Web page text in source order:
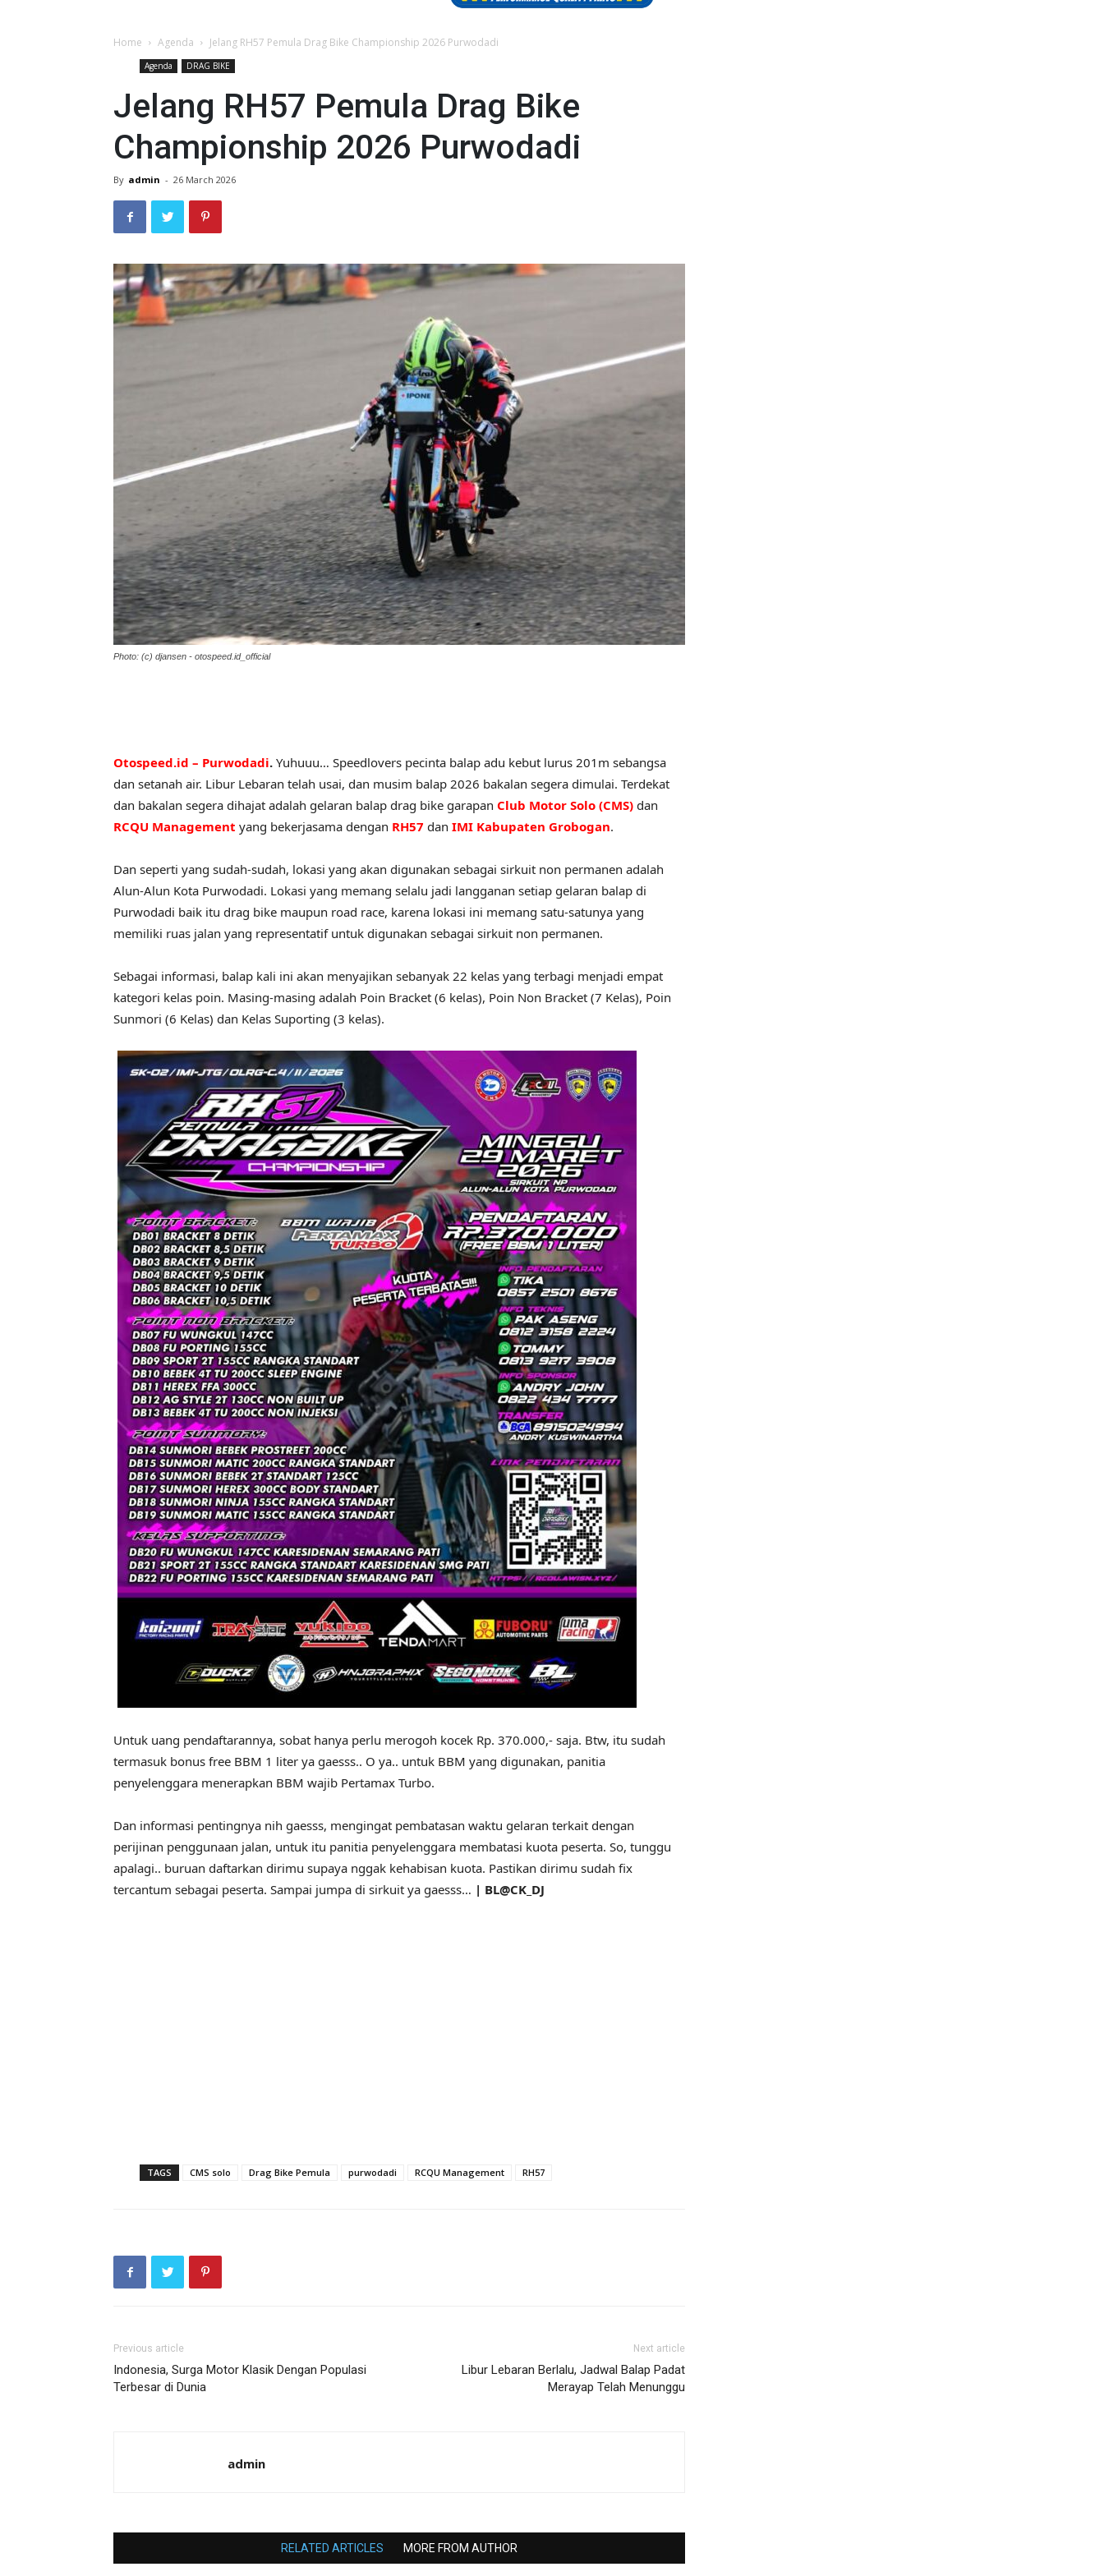
Home Agenda Jelang RH57 Pemula Drag Bike Championship 2026 Purwodadi
Agenda DRAG BIKE
Jelang RH57 Pemula Drag Bike
Championship 2026 Purwodadi
By admin - 26 March 2026
Photo: (c) djansen - otospeed.id_official
Otospeed.id – Purwodadi. Yuhuuu… Speedlovers pecinta balap adu kebut lurus 201m sebangsa
dan setanah air. Libur Lebaran telah usai, dan musim balap 2026 bakalan segera dimulai. Terdekat
dan bakalan segera dihajat adalah gelaran balap drag bike garapan Club Motor Solo (CMS) dan
RCQU Management yang bekerjasama dengan RH57 dan IMI Kabupaten Grobogan.
Dan seperti yang sudah-sudah, lokasi yang akan digunakan sebagai sirkuit non permanen adalah
Alun-Alun Kota Purwodadi. Lokasi yang memang selalu jadi langganan setiap gelaran balap di
Purwodadi baik itu drag bike maupun road race, karena lokasi ini memang satu-satunya yang
memiliki ruas jalan yang representatif untuk digunakan sebagai sirkuit non permanen.
Sebagai informasi, balap kali ini akan menyajikan sebanyak 22 kelas yang terbagi menjadi empat
kategori kelas poin. Masing-masing adalah Poin Bracket (6 kelas), Poin Non Bracket (7 Kelas), Poin
Sunmori (6 Kelas) dan Kelas Suporting (3 kelas).
Untuk uang pendaftarannya, sobat hanya perlu merogoh kocek Rp. 370.000,- saja. Btw, itu sudah
termasuk bonus free BBM 1 liter ya gaesss.. O ya.. untuk BBM yang digunakan, panitia
penyelenggara menerapkan BBM wajib Pertamax Turbo.
Dan informasi pentingnya nih gaesss, mengingat pembatasan waktu gelaran terkait dengan
perijinan penggunaan jalan, untuk itu panitia penyelenggara membatasi kuota peserta. So, tunggu
apalagi.. buruan daftarkan dirimu supaya nggak kehabisan kuota. Pastikan dirimu sudah fix
tercantum sebagai peserta. Sampai jumpa di sirkuit ya gaesss… | BL@CK_DJ
TAGS CMS solo Drag Bike Pemula purwodadi RCQU Management RH57
Previous article
Indonesia, Surga Motor Klasik Dengan Populasi
Terbesar di Dunia
Next article
Libur Lebaran Berlalu, Jadwal Balap Padat
Merayap Telah Menunggu
admin
RELATED ARTICLES MORE FROM AUTHOR